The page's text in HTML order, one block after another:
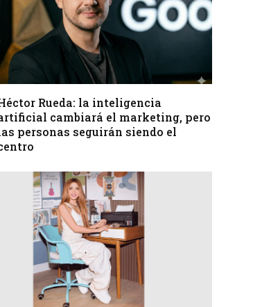
Rueda: la inteligencia
cambiará el marketing, pero
personas seguirán siendo el